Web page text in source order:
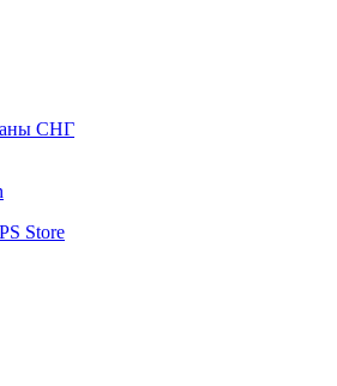
СНГ
Store